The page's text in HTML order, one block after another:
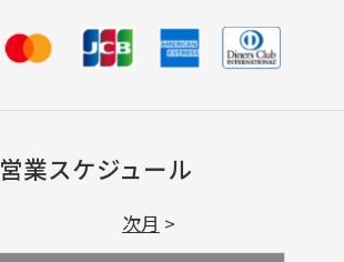
営業スケジュール
次月